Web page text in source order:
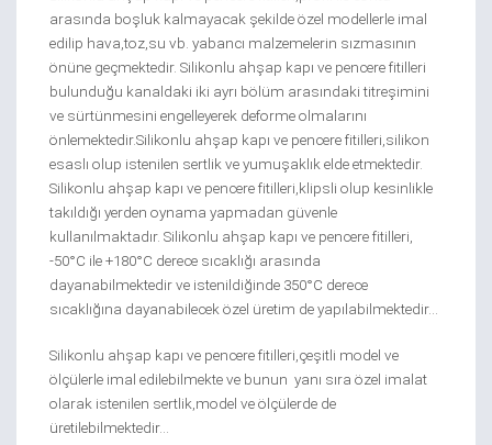
arasında boşluk kalmayacak şekilde özel modellerle imal
edilip hava,toz,su vb. yabancı malzemelerin sızmasının
önüne geçmektedir. Silikonlu ahşap kapı ve pencere fitilleri
bulunduğu kanaldaki iki ayrı bölüm arasındaki titreşimini
ve sürtünmesini engelleyerek deforme olmalarını
önlemektedir.Silikonlu ahşap kapı ve pencere fitilleri,silikon
esaslı olup istenilen sertlik ve yumuşaklık elde etmektedir.
Silikonlu ahşap kapı ve pencere fitilleri,klipsli olup kesinlikle
takıldığı yerden oynama yapmadan güvenle
kullanılmaktadır. Silikonlu ahşap kapı ve pencere fitilleri,
-50°C ile +180°C derece sıcaklığı arasında
dayanabilmektedir ve istenildiğinde 350°C derece
sıcaklığına dayanabilecek özel üretim de yapılabilmektedir…
Silikonlu ahşap kapı ve pencere fitilleri,çeşitli model ve
ölçülerle imal edilebilmekte ve bunun yanı sıra özel imalat
olarak istenilen sertlik,model ve ölçülerde de
üretilebilmektedir…